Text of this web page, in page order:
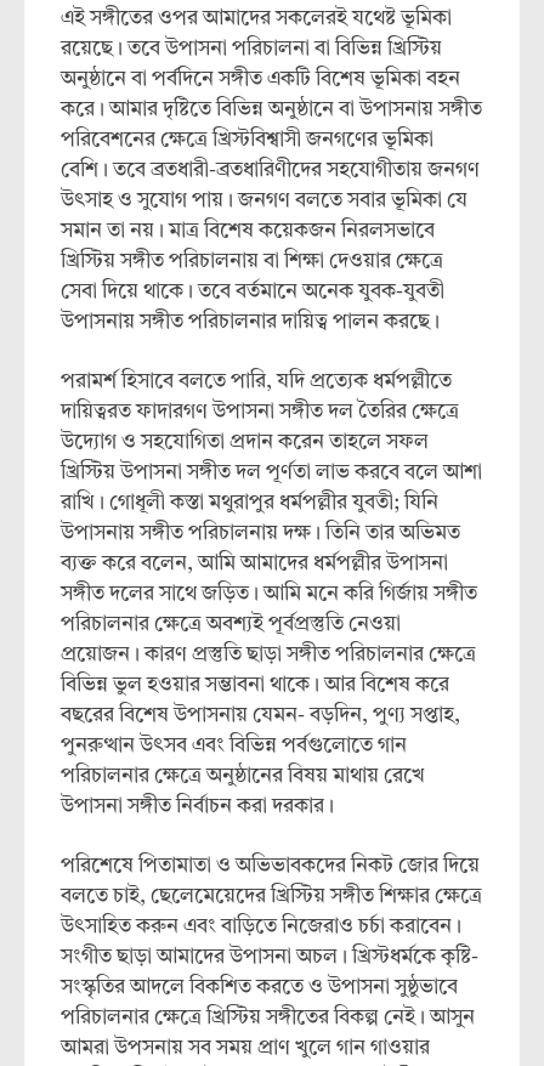
এই সঙ্গীতের ওপর আমাদের সকলেরই যথেষ্ট ভূমিকা
রয়েছে। তবে উপাসনা পরিচালনা বা বিভিন্ন খ্রিস্টিয়
অনুষ্ঠানে বা পর্বদিনে সঙ্গীত একটি বিশেষ ভূমিকা বহন
করে। আমার দৃষ্টিতে বিভিন্ন অনুষ্ঠানে বা উপাসনায় সঙ্গীত
পরিবেশনের ক্ষেত্রে খ্রিস্টবিশ্বাসী জনগণের ভূমিকা
বেশি। তবে ব্রতধারী-ব্রতধারিণীদের সহযোগীতায় জনগণ
উৎসাহ ও সুযোগ পায়। জনগণ বলতে সবার ভূমিকা যে
সমান তা নয়। মাত্র বিশেষ কয়েকজন নিরলসভাবে
খ্রিস্টিয় সঙ্গীত পরিচালনায় বা শিক্ষা দেওয়ার ক্ষেত্রে
সেবা দিয়ে থাকে। তবে বর্তমানে অনেক যুবক-যুবতী
উপাসনায় সঙ্গীত পরিচালনার দায়িত্ব পালন করছে।
পরামর্শ হিসাবে বলতে পারি, যদি প্রত্যেক ধর্মপল্লীতে
দায়িত্বরত ফাদারগণ উপাসনা সঙ্গীত দল তৈরির ক্ষেত্রে
উদ্যোগ ও সহযোগিতা প্রদান করেন তাহলে সফল
খ্রিস্টিয় উপাসনা সঙ্গীত দল পূর্ণতা লাভ করবে বলে আশা
রাখি। গোধূলী কস্তা মথুরাপুর ধর্মপল্লীর যুবতী; যিনি
উপাসনায় সঙ্গীত পরিচালনায় দক্ষ। তিনি তার অভিমত
ব্যক্ত করে বলেন, আমি আমাদের ধর্মপল্লীর উপাসনা
সঙ্গীত দলের সাথে জড়িত। আমি মনে করি গির্জায় সঙ্গীত
পরিচালনার ক্ষেত্রে অবশ্যই পূর্বপ্রস্তুতি নেওয়া
প্রয়োজন। কারণ প্রস্তুতি ছাড়া সঙ্গীত পরিচালনার ক্ষেত্রে
বিভিন্ন ভুল হওয়ার সম্ভাবনা থাকে। আর বিশেষ করে
বছরের বিশেষ উপাসনায় যেমন- বড়দিন, পুণ্য সপ্তাহ,
পুনরুত্থান উৎসব এবং বিভিন্ন পর্বগুলোতে গান
পরিচালনার ক্ষেত্রে অনুষ্ঠানের বিষয় মাথায় রেখে
উপাসনা সঙ্গীত নির্বাচন করা দরকার।
পরিশেষে পিতামাতা ও অভিভাবকদের নিকট জোর দিয়ে
বলতে চাই, ছেলেমেয়েদের খ্রিস্টিয় সঙ্গীত শিক্ষার ক্ষেত্রে
উৎসাহিত করুন এবং বাড়িতে নিজেরাও চর্চা করাবেন।
সংগীত ছাড়া আমাদের উপাসনা অচল। খ্রিস্টধর্মকে কৃষ্টি-
সংস্কৃতির আদলে বিকশিত করতে ও উপাসনা সুষ্ঠুভাবে
পরিচালনার ক্ষেত্রে খ্রিস্টিয় সঙ্গীতের বিকল্প নেই। আসুন
আমরা উপসনায় সব সময় প্রাণ খুলে গান গাওয়ার